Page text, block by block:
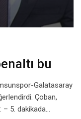
bu
Galatasaray
Çoban,
– 5. dakikada…